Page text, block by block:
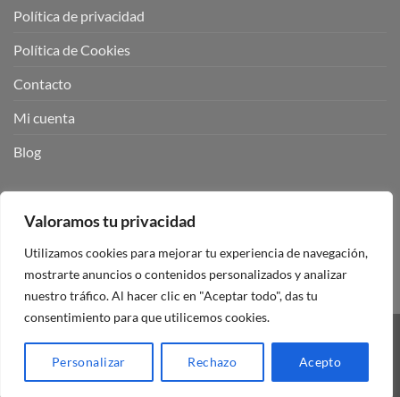
Valoramos tu privacidad
Utilizamos cookies para mejorar tu experiencia de navegación,
mostrarte anuncios o contenidos personalizados y analizar
nuestro tráfico. Al hacer clic en "Aceptar todo", das tu
consentimiento para que utilicemos cookies.
Personalizar Rechazo Acepto
Política de privacidad
Política de Cookies
Contacto
Mi cuenta
Blog
Visa PayPal Stripe MasterCard
Copyright 2026 ©Mando Garaje Universal Tienda Online España.